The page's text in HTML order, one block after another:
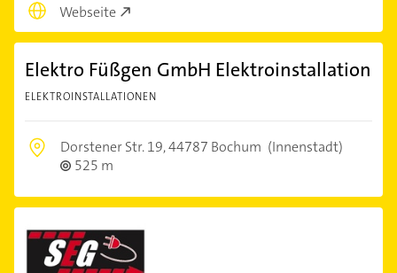
Webseite
Elektro Füßgen GmbH Elektroinstallation
ELEKTROINSTALLATIONEN
Dorstener Str. 19,44787 Bochum (Innenstadt)
525 m